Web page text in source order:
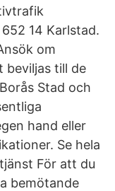
14 Karlstad.
om
beviljas till de
Stad och
hand eller
Se hela
För att du
bemötande